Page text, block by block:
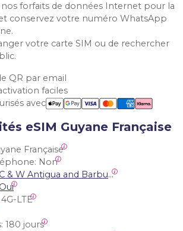
nos forfaits de données Internet pour la
conservez votre numéro WhatsApp
votre carte SIM ou de rechercher
QR par email
faciles
avec
eSIM Guyane Française
Française
Non
C & W Antigua and Barbuda, Cable and Wireless Anguilla, Cable & Wireless - LIME, Setel Netherlands Antilles, BTC Bahamas, C&W (Flow), Claro, Bouygues/DigiCel, Dauphin, Free, Cable & Wireless Jamaica, Cable & Wireless Saint Kitts and Nevis, Cable & Wireless Saint Lucia, Cable & Wireless Montserrat, Liberty, Telephone Company Puerto Rico , Cable & Wireless, C & W Saint Vincent and Grenadines
Oui
LTE
180 jours